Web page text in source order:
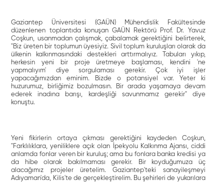
Gaziantep Üniversitesi (GAÜN) Mühendislik Fakültesinde
düzenlenen toplantıda konuşan GAÜN Rektörü Prof. Dr. Yavuz
Coşkun, usanmadan çalışmak, çabalamak gerektiğini belirterek,
"Biz üreten bir toplumun üyesiyiz. Sivil toplum kuruluşları olarak da
ülkenin kalkınmasındaki destekleri arttırmalıyız. Tabuları yıkıp,
herkesin yeni bir proje üretmeye başlaması, kendini 'ne
yapmalıyım' diye sorgulaması gerekir. Çok iyi işler
yapacağımızdan eminim. Bizde o potansiyel var. Yeter ki
huzurumuz, birliğimiz bozulmasın. Bir arada yaşamaya devam
ederek inadına barışı, kardeşliği savunmamız gerekir" diye
konuştu.
Yeni fikirlerin ortaya çıkması gerektiğini kaydeden Coşkun,
"Farklılıklara, yeniliklere açık olan İpekyolu Kalkınma Ajansı, ciddi
anlamda fonlar veren bir kuruluş; ama bu fonlara banka kredisi ya
da hibe olarak bakılmaması gerekir. Bir koyduğumuza üç
alacağımız projeler üretelim. Gaziantep'teki sanayileşmeyi
Adıyaman'da, Kilis'te de gerçekleştirelim. Bu şehirleri de yukarılara